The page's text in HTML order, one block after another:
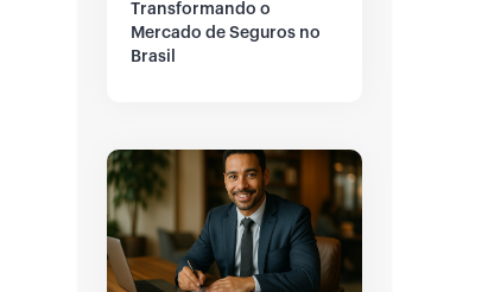
Transformando o
Mercado de Seguros no
Brasil